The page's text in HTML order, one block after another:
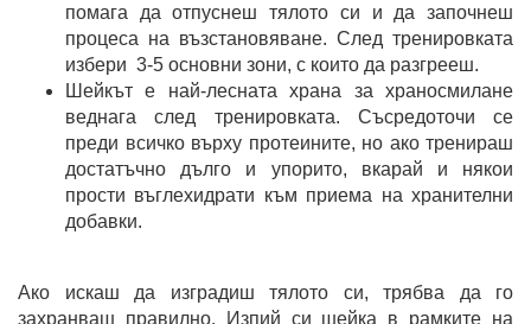
помага да отпуснеш тялото си и да започнеш
процеса на възстановяване. След тренировката
избери 3-5 основни зони, с които да разгрееш.
Шейкът е най-лесната храна за храносмилане
веднага след тренировката. Съсредоточи се
преди всичко върху протеините, но ако тренираш
достатъчно дълго и упорито, вкарай и някои
прости въглехидрати към приема на хранителни
добавки.
Ако искаш да изградиш тялото си, трябва да го
захранваш правилно. Изпий си шейка в рамките на